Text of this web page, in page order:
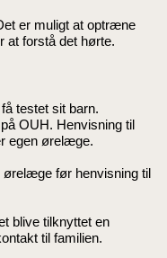
er muligt at optræne
at forstå det hørte.
testet sit barn.
OUH. Henvisning til
egen ørelæge.
før henvisning til
blive tilknyttet en
til familien.